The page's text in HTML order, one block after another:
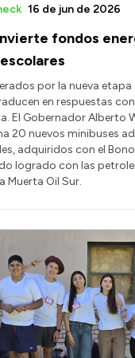
fondos
16 de jun de 2026
por la nueva
en respuestas
El Gobernador Alberto
20 nuevos minibuses
adquiridos con el
logrado con las
Muerta Oil Sur.